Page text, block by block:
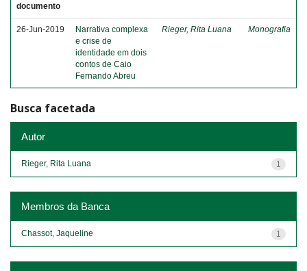
documento
26-Jun-2019
Narrativa complexa
e crise de
identidade em dois
contos de Caio
Fernando Abreu
Rieger, Rita Luana Monografia
Busca facetada
Autor
1
Rieger, Rita Luana
Membros da Banca
1
Chassot, Jaqueline